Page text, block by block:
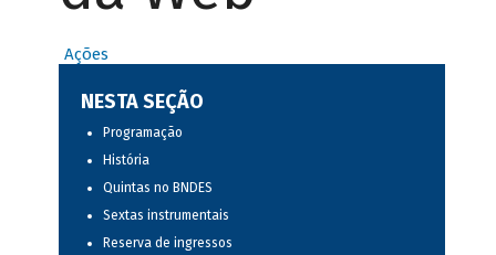
Ações
NESTA SEÇÃO
Programação
História
Quintas no BNDES
Sextas instrumentais
Reserva de ingressos